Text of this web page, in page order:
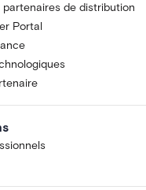
partenaires de distribution
Portal